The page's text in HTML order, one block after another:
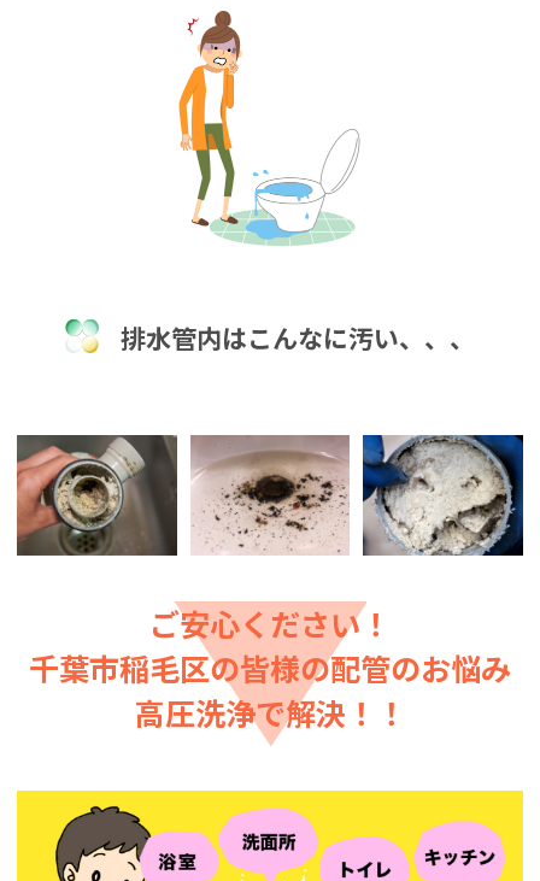
排水管内はこんなに汚い、、、
ご安心ください！
千葉市稲毛区の皆様の配管のお悩み
高圧洗浄で解決！！